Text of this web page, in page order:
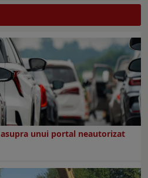
unui portal neautorizat